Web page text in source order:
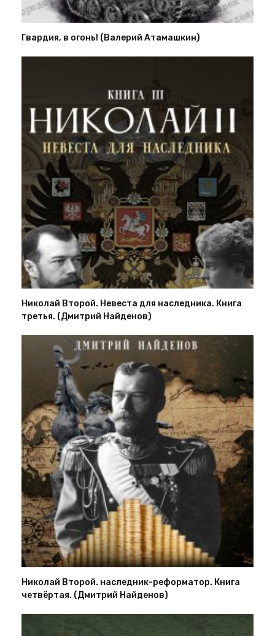
Гвардия, в огонь! (Валерий Атамашкин)
Николай Второй. Невеста для наследника. Книга
третья. (Дмитрий Найденов)
Николай Второй. наследник-реформатор. Книга
четвёртая. (Дмитрий Найденов)